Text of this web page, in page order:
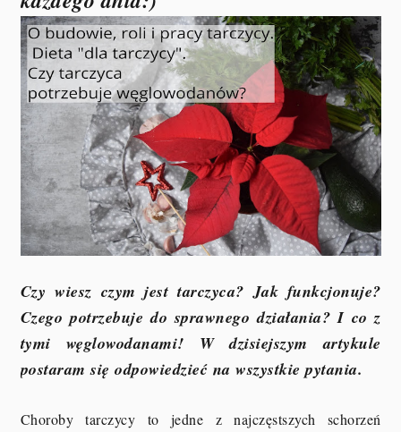
Czy wiesz czym jest tarczyca? Jak funkcjonuje?
Czego potrzebuje do sprawnego działania? I co z
tymi węglowodanami! W dzisiejszym artykule
postaram się odpowiedzieć na wszystkie pytania.
Choroby tarczycy to jedne z najczęstszych schorzeń